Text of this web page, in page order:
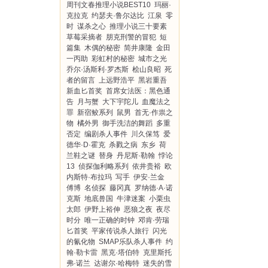
周刊文春推理小说BEST10 玛丽·
克拉克 约瑟夫·鲁尔达比 江泉 零
时 谋杀之心 推理小说三十要素
草莓采摘者 朋克刑警的冒犯 短
篇集 木偶的秘密 简井康隆 金田
一丙助 彩虹村的秘密 城市之光
乔尔·汤斯利·罗杰斯 桧山良昭 死
者的留言 上远野浩平 黑岩重吾
新血匕首奖 首席女法医：黑色通
告 月与蟹 大下宇陀儿 血魔法之
罪 新宿鲛系列 鼠男 首无·作祟之
物 橘外男 御手洗洁的舞蹈 多重
否定 编剧杀人事件 川久保笃 爱
德华·D·霍克 杀戮之病 东乡 荷
兰鞋之谜 替身 丹尼斯·勒翰 悖论
13 侦探伽利略系列 依井贵裕 欧
内斯特·布拉玛 写手 伊安·兰金
傅博 名侦探 藤冈真 罗纳德·A·诺
克斯 地底兽国 牛津迷案 小栗虫
太郎 伊野上裕伸 恶狼之夜 夜尽
时分 唯一正确的时钟 邓肯·劳瑞
匕首奖 平家传说杀人旅行 闪光
的氰化物 SMAP乐队杀人事件 约
翰·勒卡雷 黑克·塔伯特 克里斯托
弗·诺兰 达谢尔·哈梅特 迷失的雪